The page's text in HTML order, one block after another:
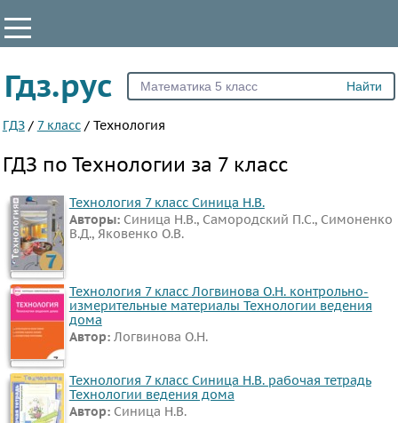
Все
1
3
4
5
6
7
8
9
ПРЕДМЕТЫ
Все
предметы
Гдз.рус
ГДЗ / 7 класс / Технология
ГДЗ по Технологии за 7 класс
Технология 7 класс Синица Н.В.
Авторы: Синица Н.В., Самородский П.С., Симоненко
В.Д., Яковенко О.В.
Технология 7 класс Логвинова О.Н. контрольно-
измерительные материалы Технологии ведения
дома
Автор: Логвинова О.Н.
Технология 7 класс Синица Н.В. рабочая тетрадь
Технологии ведения дома
Автор: Синица Н.В.